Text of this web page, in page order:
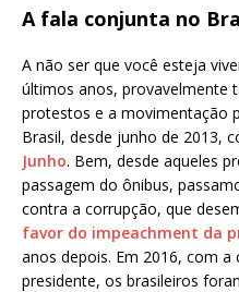
A fala conjunta no
A não ser que você esteja
últimos anos, provavelmente
protestos e a movimentação
Brasil, desde junho de 2013,
Junho. Bem, desde aqueles
passagem do ônibus,
contra a corrupção, que
favor do impeachment da
anos depois. Em 2016, com a
presidente, os brasileiros